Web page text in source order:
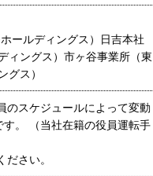
ールディングス）日吉本社
ィングス）市ヶ谷事業所（東
グス）
のスケジュールによって変動
。 （当社在籍の役員運転手
さい。